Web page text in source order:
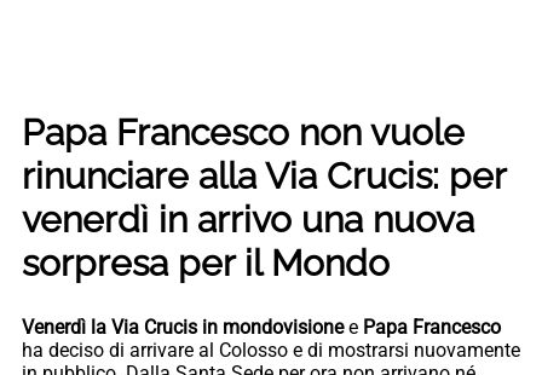
Papa Francesco non vuole
rinunciare alla Via Crucis: per
venerdì in arrivo una nuova
sorpresa per il Mondo
Venerdì la Via Crucis in mondovisionee Papa Francesco
ha deciso di arrivare al Colosso e di mostrarsi nuovamente